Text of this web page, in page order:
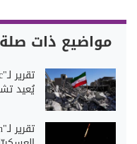
مواضيع ذات صلة
يُعيد